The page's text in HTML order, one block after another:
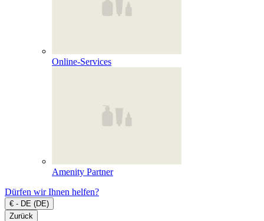
Online‑Services
Amenity Partner
Dürfen wir Ihnen helfen?
€ - DE (DE)
Zurück